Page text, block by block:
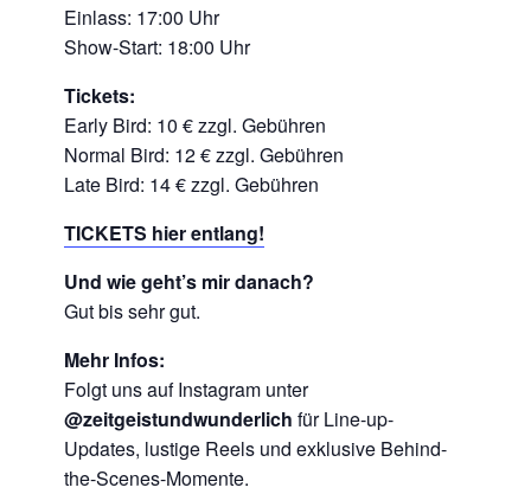
Einlass: 17:00 Uhr
Show-Start: 18:00 Uhr
Tickets:
Early Bird: 10 € zzgl. Gebühren
Normal Bird: 12 € zzgl. Gebühren
Late Bird: 14 € zzgl. Gebühren
TICKETS hier entlang!
Und wie geht’s mir danach?
Gut bis sehr gut.
Mehr Infos:
Folgt uns auf Instagram unter
@zeitgeistundwunderlich für Line-up-
Updates, lustige Reels und exklusive Behind-
the-Scenes-Momente.